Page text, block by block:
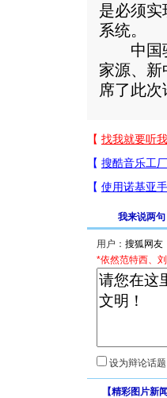
是必须实
系统。
中国驻
家源、
席了此次
我来说两句
用户：
*依然范特西、
设为辩论话
【精彩图片新闻